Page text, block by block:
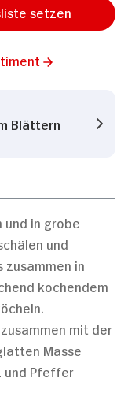
setzen
Blättern
und in grobe
und
in
kochendem
mit der
Masse
und Pfeffer